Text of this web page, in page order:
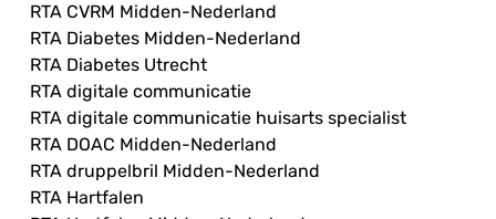
RTA CVRM Midden-Nederland
RTA Diabetes Midden-Nederland
RTA Diabetes Utrecht
RTA digitale communicatie
RTA digitale communicatie huisarts specialist
RTA DOAC Midden-Nederland
RTA druppelbril Midden-Nederland
RTA Hartfalen